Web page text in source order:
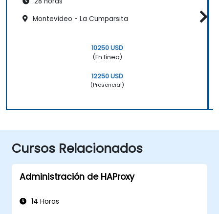
Montevideo - La Cumparsita
10250 USD
(En línea)
12250 USD
(Presencial)
Cursos Relacionados
Administración de HAProxy
14 Horas